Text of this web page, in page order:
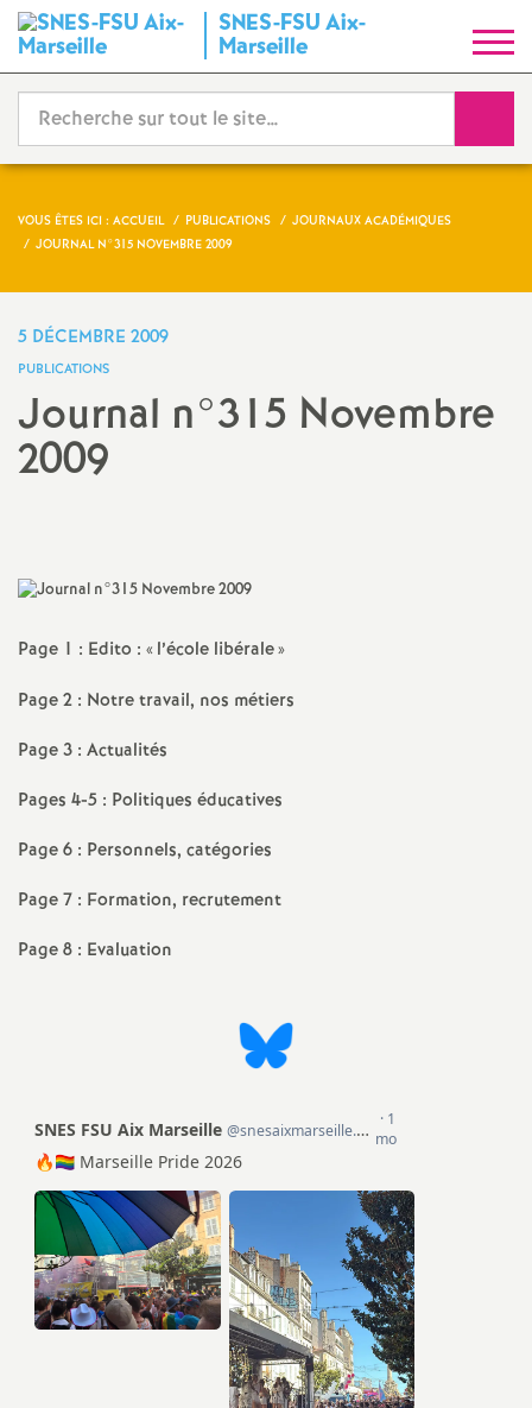
SNES-FSU Aix-
Marseille
y
n
d
i
a
s
E
n
s
e
VOUS ÊTES ICI : ACCUEIL PUBLICATIONS
JOURNAUX ACADÉMIQUES
JOURNAL N°315 NOVEMBRE 2009
5 DÉCEMBRE 2009
PUBLICATIONS
Journal n°315 Novembre
2009
Page 1 : Edito : «l’école libérale»
Page 2 : Notre travail, nos métiers
Page 3 : Actualités
Pages 4-5 : Politiques éducatives
Page 6 : Personnels, catégories
Page 7 : Formation, recrutement
Page 8 : Evaluation